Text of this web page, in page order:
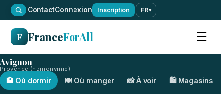
·ContactConnexion Inscription FR▾
F FranceForAll ☰
Avignon
Provence (homonymie)
🏨 Où dormir 🍽️ Où manger 📸 À voir 🛍️ Magasins